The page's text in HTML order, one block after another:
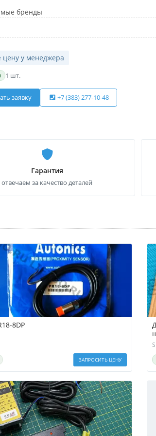
бренды
цену у менеджера
1 шт.
заявку +7 (383) 277-10-48
Гарантия
отвечаем за качество деталей
8DP
ЗАПРОСИТЬ ЦЕНУ